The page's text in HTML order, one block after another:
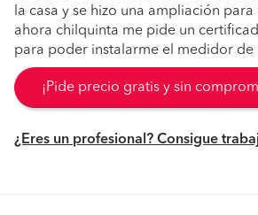
la casa y se hizo una ampliación
ahora chilquinta me pide un
para poder instalarme el medidor de
¡Pide precio gratis y sin
¿Eres un profesional? Consigue